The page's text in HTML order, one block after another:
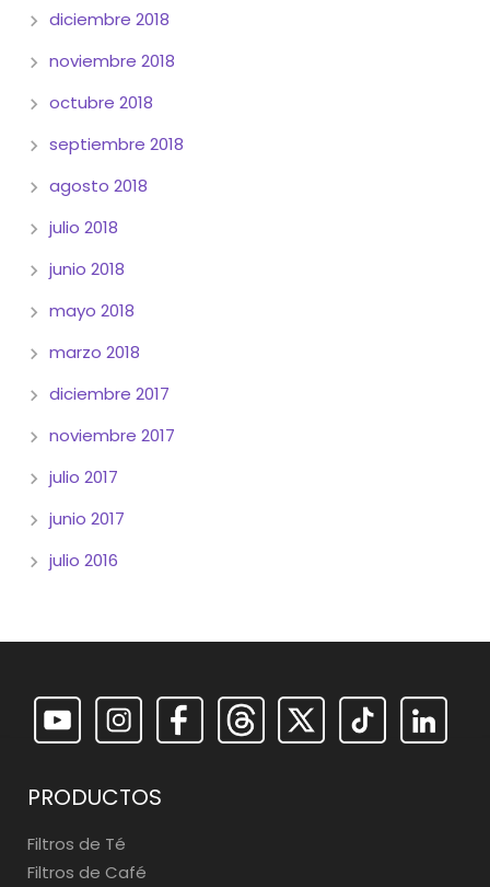
diciembre 2018
noviembre 2018
octubre 2018
septiembre 2018
agosto 2018
julio 2018
junio 2018
mayo 2018
marzo 2018
diciembre 2017
noviembre 2017
julio 2017
junio 2017
julio 2016
PRODUCTOS
Filtros de Té
Filtros de Café